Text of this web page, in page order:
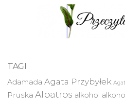
TAGI
Adamada Agata Przybyłek
Pruska Albatros alkohol